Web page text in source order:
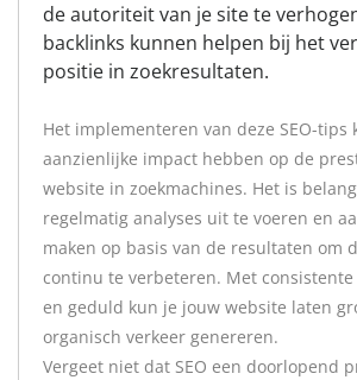
de autoriteit van je site te
backlinks kunnen helpen bij het
positie in zoekresultaten.
Het implementeren van deze SEO-tips
aanzienlijke impact hebben op de
website in zoekmachines. Het is
regelmatig analyses uit te voeren en
maken op basis van de resultaten om
continu te verbeteren. Met
en geduld kun je jouw website laten
organisch verkeer genereren.
Vergeet niet dat SEO een doorlopend